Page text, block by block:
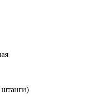
штанги)